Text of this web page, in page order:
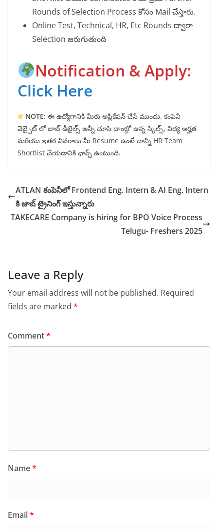
Rounds of Selection Process కోసం Mail చేస్తారు.
Online Test, Technical, HR, Etc Rounds ద్వారా
Selection జరుగుతుంది
Notification & Apply:
Click Here
NOTE: ఈ ఉద్యోగానికి మీరు అప్లికేషన్ చేసే ముందు, కంపెనీ
వెబ్సైట్ లో జాబ్ డీటైల్స్ అన్నీ చూసి దాంట్లో ఉన్న స్కిల్స్, విద్య అర్హత
మరియు ఇతర వివరాలు మీ Resume ఉంటే దాన్ని HR Team
Shortlist చేయడానికి ఛాన్స్ ఉంటుంది.
ATLAN కంపెనీలో Frontend Eng. Intern & AI Eng. Intern
కి జాబ్ ట్రైనింగ్ ఇస్తున్నారు
TAKECARE Company is hiring for BPO Voice Process
Telugu- Freshers 2025
Leave a Reply
Your email address will not be published. Required
fields are marked *
Comment*
Name*
Email*